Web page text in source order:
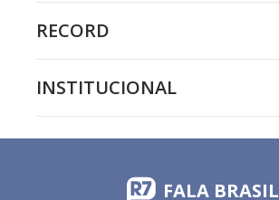
RECORD
INSTITUCIONAL
FALA BRASIL